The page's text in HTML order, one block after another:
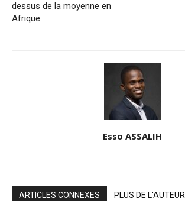
dessus de la moyenne en
Afrique
Esso ASSALIH
ARTICLES CONNEXES PLUS DE L'AUTEUR